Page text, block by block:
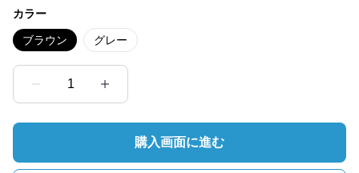
カラー
ブラウン グレー
1
購入画面に進む